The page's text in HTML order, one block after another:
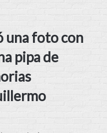
una foto con
pipa de